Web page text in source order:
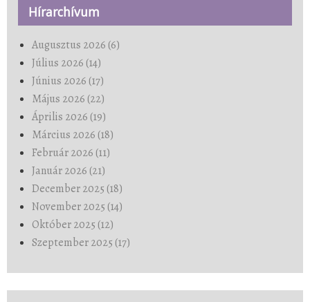
Hírarchívum
Augusztus 2026 (6)
Július 2026 (14)
Június 2026 (17)
Május 2026 (22)
Április 2026 (19)
Március 2026 (18)
Február 2026 (11)
Január 2026 (21)
December 2025 (18)
November 2025 (14)
Október 2025 (12)
Szeptember 2025 (17)